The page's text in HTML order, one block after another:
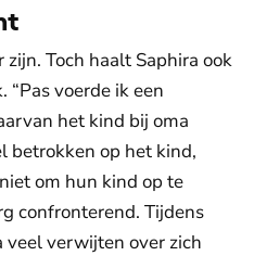
Toch haalt Saphira ook
voerde ik een
het kind bij oma
betrokken op het kind,
om hun kind op te
confronterend. Tijdens
veel verwijten over zich